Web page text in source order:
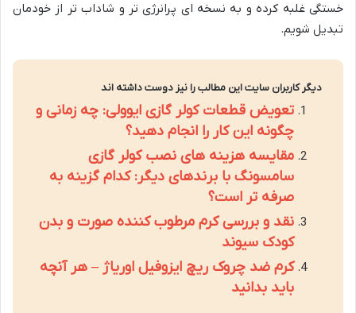
خستگی غلبه کرده و به نسخه ای پرانرژی تر و شاداب تر از خودمان
تبدیل شویم.
دیگر کاربران سایت این مطالب را نیز دوست داشته اند
تعویض قطعات کولر گازی ایوولی: چه زمانی و
چگونه این کار را انجام دهید؟
مقایسه هزینه های نصب کولر گازی
سامسونگ با برندهای دیگر: کدام گزینه به
صرفه تر است؟
نقد و بررسی کرم مرطوب کننده صورت و بدن
کودک سیوند
کرم ضد چروک ریچ ایزوفیل اوریاژ – هر آنچه
باید بدانید